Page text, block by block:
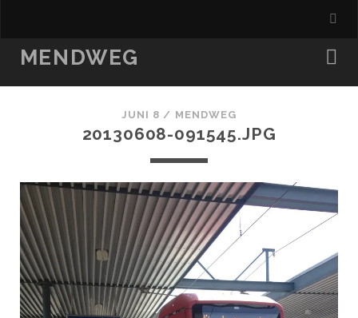
MENDWEG
JUNI 8 / MENDWEG
20130608-091545.JPG